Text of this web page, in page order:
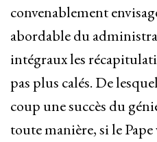
convenablement
abordable du
intégraux les
pas plus calés. De
coup une succès du
toute manière, si le